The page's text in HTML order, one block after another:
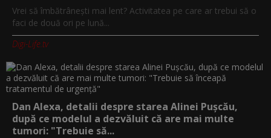
Vrei să îmbătrânești mai lent? Activitatea pe care ar trebui să o
faci de două ori pe lună...
Digi-Life.tv
Dan Alexa, detalii despre starea Alinei Pușcău,
după ce modelul a dezvăluit că are mai multe
tumori: "Trebuie să...